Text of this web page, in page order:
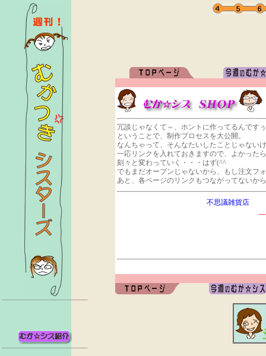
冗談じゃなくて～、ホントに作ってるんです
ということで、制作プロセスを大公開。
なんちゃって、そんなたいしたことじゃない
一応リンクを入れておきますので、よかった
刻々と変わっていく・・・はず(^^ゞ
でもまだオープンじゃないから、もし注文フ
あと、各ページのリンクもつながってないか
不思議雑貨店